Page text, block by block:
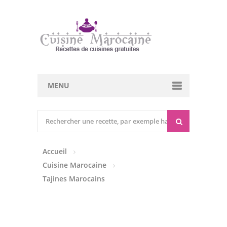
MENU
Entrées Froides
Tajines
Accueil
Cuisine Marocaine
Tajines Marocains